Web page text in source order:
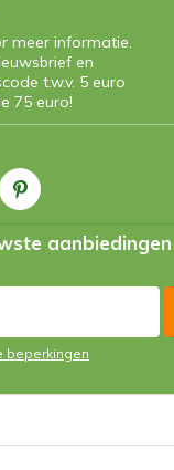
meer informatie.
en
t.w.v. 5 euro
75 euro!
aanbiedingen
beperkingen